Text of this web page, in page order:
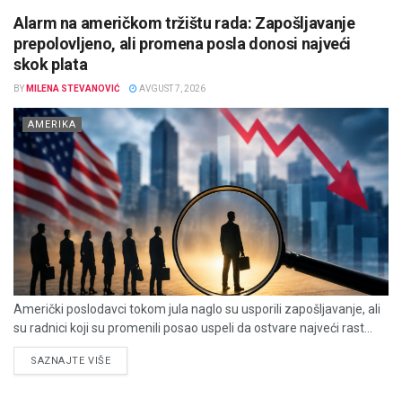
Alarm na američkom tržištu rada: Zapošljavanje
prepolovljeno, ali promena posla donosi najveći
skok plata
BY MILENA STEVANOVIĆ AVGUST 7, 2026
AMERIKA
Američki poslodavci tokom jula naglo su usporili zapošljavanje, ali
su radnici koji su promenili posao uspeli da ostvare najveći rast...
SAZNAJTE VIŠEDETAILS